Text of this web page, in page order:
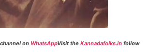
on WhatsAppVisit the Kannadafolks.in follow